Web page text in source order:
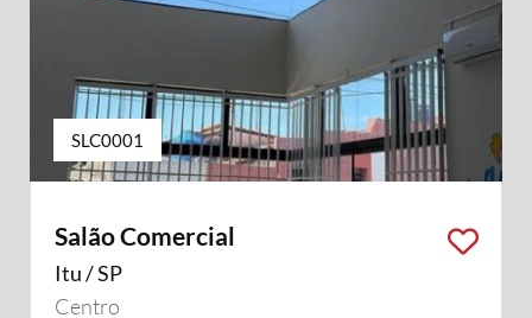
SLC0001
Salão Comercial
Itu / SP
Centro